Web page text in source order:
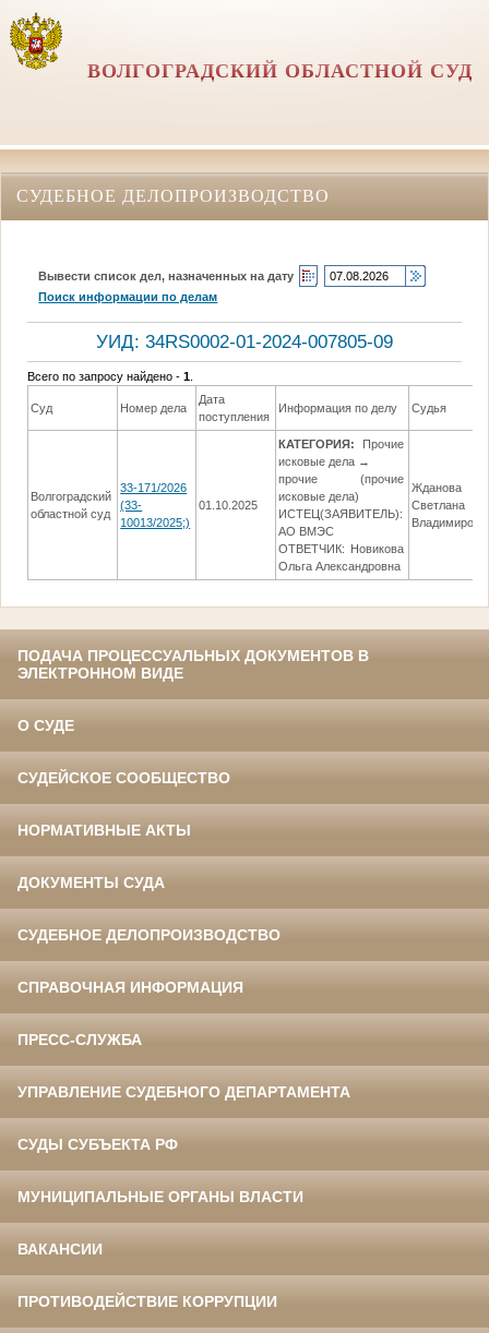
ВОЛГОГРАДСКИЙ ОБЛАСТНОЙ СУД
СУДЕБНОЕ ДЕЛОПРОИЗВОДСТВО
Вывести список дел, назначенных на дату
Поиск информации по делам
УИД: 34RS0002-01-2024-007805-09
Всего по запросу найдено -1
Суд Номер дела
Дата
поступления
Информация по делу Судья
Волгоградский
областной суд
33-171/2026
(33-
10013/2025;)
01.10.2025
КАТЕГОРИЯ:
Прочие
исковые дела →
прочие (прочие
исковые дела)
ИСТЕЦ(ЗАЯВИТЕЛЬ):
АО ВМЭС
ОТВЕТЧИК: Новикова
Ольга Александровна
Жданова
Светлана
ПОДАЧА ПРОЦЕССУАЛЬНЫХ ДОКУМЕНТОВ В
ЭЛЕКТРОННОМ ВИДЕ
О СУДЕ
СУДЕЙСКОЕ СООБЩЕСТВО
НОРМАТИВНЫЕ АКТЫ
ДОКУМЕНТЫ СУДА
СУДЕБНОЕ ДЕЛОПРОИЗВОДСТВО
СПРАВОЧНАЯ ИНФОРМАЦИЯ
ПРЕСС-СЛУЖБА
УПРАВЛЕНИЕ СУДЕБНОГО ДЕПАРТАМЕНТА
СУДЫ СУБЪЕКТА РФ
МУНИЦИПАЛЬНЫЕ ОРГАНЫ ВЛАСТИ
ВАКАНСИИ
ПРОТИВОДЕЙСТВИЕ КОРРУПЦИИ